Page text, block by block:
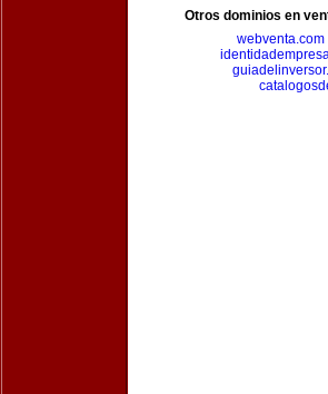
Otros dominios en
webventa.com